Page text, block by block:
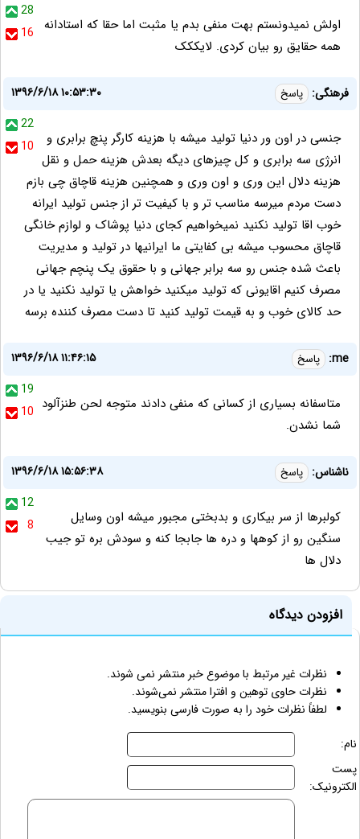
28
16
اولش نمیدونستم بهت منفی بدم یا مثبت اما حقا که استادانه
همه حقایق رو بیان کردی. لایککک
فرهنگی: پاسخ
۱۳۹۶/۶/۱۸ ۱۰:۵۳:۳۰
22
10
جنسی در اون ور دنیا تولید میشه با هزینه کارگر پنچ برابری و
انرژی سه برابری و کل چیزهای دیگه بعدش هزینه حمل و نقل
هزینه دلال این وری و اون وری و همچنین هزینه قاچاق چی بازم
دست مردم میرسه مناسب تر و با کیفیت تر از جنس تولید ایرانه
خوب اقا تولید نکنید نمیخواهیم کجای دنیا پوشاک و لوازم خانگی
قاچاق محسوب میشه بی کفایتی ما ایرانیها در تولید و مدیریت
باعث شده جنس رو سه برابر جهانی و با حقوق یک پنچم جهانی
مصرف کنیم اقایونی که تولید میکنید خواهش یا تولید نکنید یا در
حد کالای خوب و به قیمت تولید کنید تا دست مصرف کننده برسه
me: پاسخ
۱۳۹۶/۶/۱۸ ۱۱:۴۶:۱۵
19
10 متاسفانه بسیاری از کسانی که منفی دادند متوجه لحن طنزآلود
شما نشدن.
ناشناس: پاسخ
۱۳۹۶/۶/۱۸ ۱۵:۵۶:۳۸
12
8
کولبرها از سر بیکاری و بدبختی مجبور میشه اون وسایل
سنگین رو از کوهها و دره ها جابجا کنه و سودش بره تو جیب
دلال ها
افزودن دیدگاه
نظرات غیر مرتبط با موضوع خبر منتشر نمی شوند.
نظرات حاوی توهین و افترا منتشر نمی‌شوند.
لطفاً نظرات خود را به صورت فارسی بنویسید.
نام:
پست
الکترونیک: